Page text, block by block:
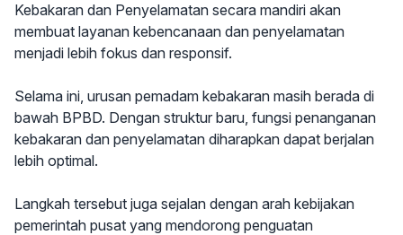
Kebakaran dan Penyelamatan secara mandiri akan
membuat layanan kebencanaan dan penyelamatan
menjadi lebih fokus dan responsif.
Selama ini, urusan pemadam kebakaran masih berada di
bawah BPBD. Dengan struktur baru, fungsi penanganan
kebakaran dan penyelamatan diharapkan dapat berjalan
lebih optimal.
Langkah tersebut juga sejalan dengan arah kebijakan
pemerintah pusat yang mendorong penguatan